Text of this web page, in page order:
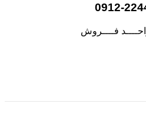
0912-
فــــروش